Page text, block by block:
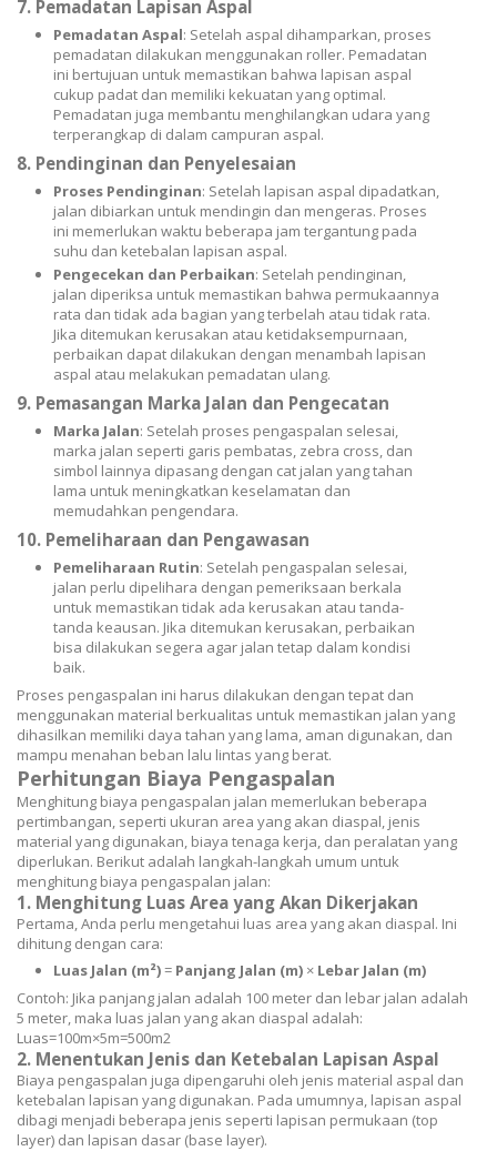
7. Pemadatan Lapisan Aspal
Pemadatan Aspal: Setelah aspal dihamparkan, proses
pemadatan dilakukan menggunakan roller. Pemadatan
ini bertujuan untuk memastikan bahwa lapisan aspal
cukup padat dan memiliki kekuatan yang optimal.
Pemadatan juga membantu menghilangkan udara yang
terperangkap di dalam campuran aspal.
8. Pendinginan dan Penyelesaian
Proses Pendinginan: Setelah lapisan aspal dipadatkan,
jalan dibiarkan untuk mendingin dan mengeras. Proses
ini memerlukan waktu beberapa jam tergantung pada
suhu dan ketebalan lapisan aspal.
Pengecekan dan Perbaikan: Setelah pendinginan,
jalan diperiksa untuk memastikan bahwa permukaannya
rata dan tidak ada bagian yang terbelah atau tidak rata.
Jika ditemukan kerusakan atau ketidaksempurnaan,
perbaikan dapat dilakukan dengan menambah lapisan
aspal atau melakukan pemadatan ulang.
9. Pemasangan Marka Jalan dan Pengecatan
Marka Jalan: Setelah proses pengaspalan selesai,
marka jalan seperti garis pembatas, zebra cross, dan
simbol lainnya dipasang dengan cat jalan yang tahan
lama untuk meningkatkan keselamatan dan
memudahkan pengendara.
10. Pemeliharaan dan Pengawasan
Pemeliharaan Rutin: Setelah pengaspalan selesai,
jalan perlu dipelihara dengan pemeriksaan berkala
untuk memastikan tidak ada kerusakan atau tanda-
tanda keausan. Jika ditemukan kerusakan, perbaikan
bisa dilakukan segera agar jalan tetap dalam kondisi
baik.
Proses pengaspalan ini harus dilakukan dengan tepat dan
menggunakan material berkualitas untuk memastikan jalan yang
dihasilkan memiliki daya tahan yang lama, aman digunakan, dan
mampu menahan beban lalu lintas yang berat.
Perhitungan Biaya Pengaspalan
Menghitung biaya pengaspalan jalan memerlukan beberapa
pertimbangan, seperti ukuran area yang akan diaspal, jenis
material yang digunakan, biaya tenaga kerja, dan peralatan yang
diperlukan. Berikut adalah langkah-langkah umum untuk
menghitung biaya pengaspalan jalan:
1. Menghitung Luas Area yang Akan Dikerjakan
Pertama, Anda perlu mengetahui luas area yang akan diaspal. Ini
dihitung dengan cara:
Luas Jalan (m²)= Panjang Jalan (m)× Lebar Jalan (m)
Contoh: Jika panjang jalan adalah 100 meter dan lebar jalan adalah
5 meter, maka luas jalan yang akan diaspal adalah:
Luas=100m×5m=500m2
2. Menentukan Jenis dan Ketebalan Lapisan Aspal
Biaya pengaspalan juga dipengaruhi oleh jenis material aspal dan
ketebalan lapisan yang digunakan. Pada umumnya, lapisan aspal
dibagi menjadi beberapa jenis seperti lapisan permukaan (top
layer) dan lapisan dasar (base layer).